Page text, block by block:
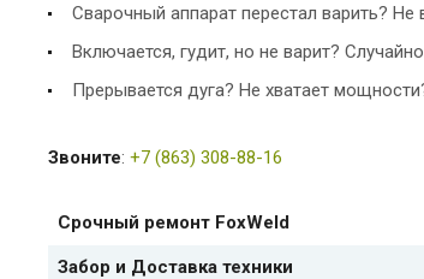
Сварочный аппарат перестал варить? Не
Включается, гудит, но не варит?
Прерывается дуга? Не хватает
Звоните: +7 (863) 308-88-16
Срочный ремонт FoxWeld
Забор и Доставка техники